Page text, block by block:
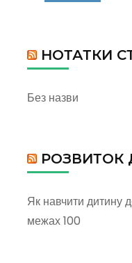
НОТАТКИ
Без назви
РОЗВИТОК
Як навчити дитину
межах 100